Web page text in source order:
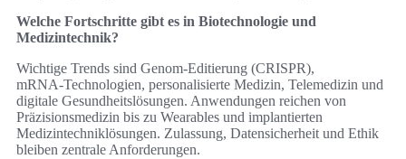
Welche Fortschritte gibt es in Biotechnologie und
Medizintechnik?
Wichtige Trends sind Genom‑Editierung (CRISPR),
mRNA‑Technologien, personalisierte Medizin, Telemedizin und
digitale Gesundheitslösungen. Anwendungen reichen von
Präzisionsmedizin bis zu Wearables und implantierten
Medizintechniklösungen. Zulassung, Datensicherheit und Ethik
bleiben zentrale Anforderungen.